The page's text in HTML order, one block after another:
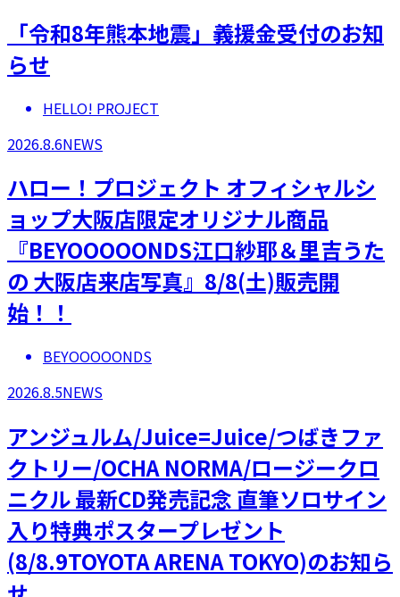
「令和8年熊本地震」義援金受付のお知
らせ
HELLO! PROJECT
2026.8.6NEWS
ハロー！プロジェクト オフィシャルシ
ョップ大阪店限定オリジナル商品
『BEYOOOOONDS江口紗耶＆里吉うた
の 大阪店来店写真』8/8(土)販売開
始！！
BEYOOOOONDS
2026.8.5NEWS
アンジュルム/Juice=Juice/つばきファ
クトリー/OCHA NORMA/ロージークロ
ニクル 最新CD発売記念 直筆ソロサイン
入り特典ポスタープレゼント
(8/8.9TOYOTA ARENA TOKYO)のお知ら